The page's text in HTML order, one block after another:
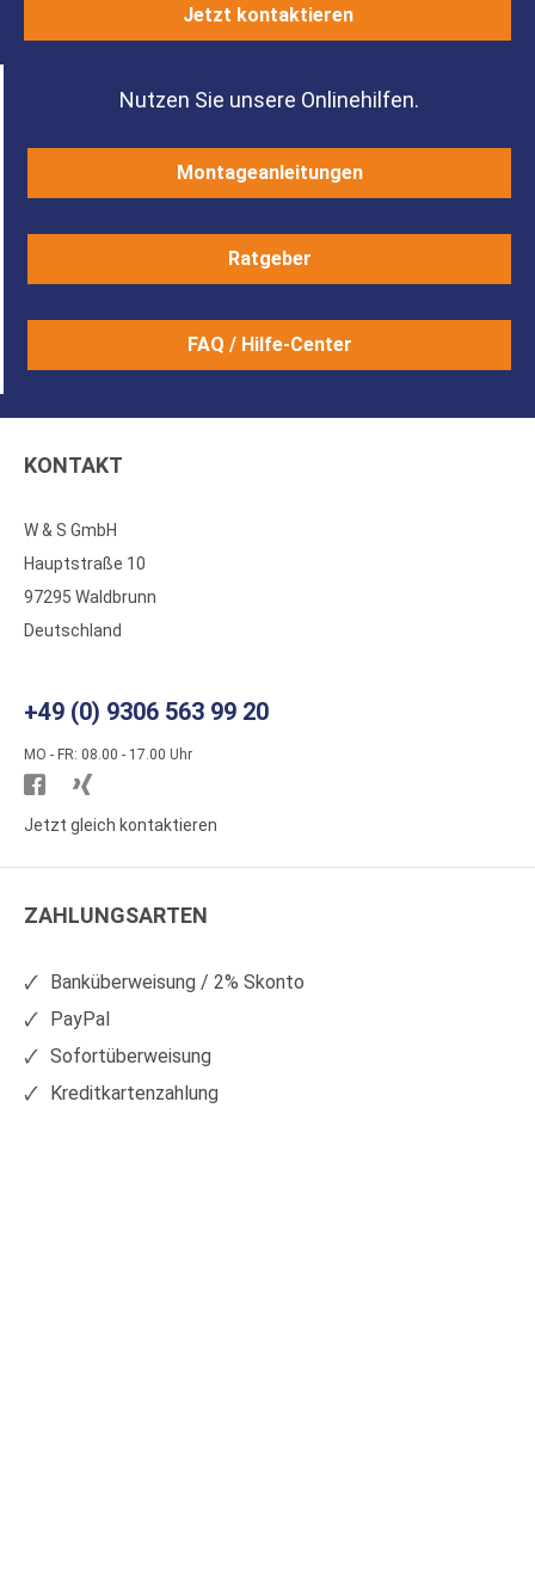
Jetzt kontaktieren
Nutzen Sie unsere Onlinehilfen.
Montageanleitungen
Ratgeber
FAQ / Hilfe-Center
KONTAKT
W & S GmbH
Hauptstraße 10
97295 Waldbrunn
Deutschland
+49 (0) 9306 563 99 20
MO - FR: 08.00 - 17.00 Uhr
Besuchen
Sie
auf
Sie
auf
Jetzt gleich kontaktieren
ZAHLUNGSARTEN
Banküberweisung / 2% Skonto
PayPal
Sofortüberweisung
Kreditkartenzahlung